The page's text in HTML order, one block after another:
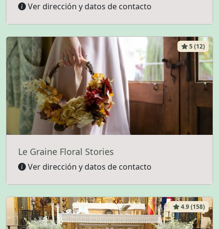
Ver dirección y datos de contacto
5 (12)
Le Graine Floral Stories
Ver dirección y datos de contacto
4.9 (158)